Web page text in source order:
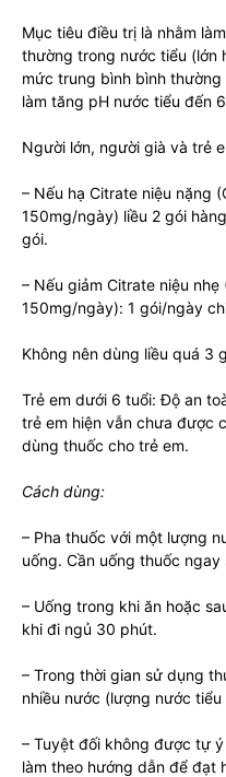
Mục tiêu điều trị là nhằm
thường trong nước tiểu (lớn
mức trung bình bình
làm tăng pH nước tiểu đến
Người lớn, người già và trẻ
– Nếu hạ Citrate niệu nặng
150mg/ngày) liều 2 gói
gói.
– Nếu giảm Citrate niệu
150mg/ngày): 1 gói/ngày
Không nên dùng liều quá 3
Trẻ em dưới 6 tuổi: Độ an
trẻ em hiện vẫn chưa được
dùng thuốc cho trẻ em.
Cách dùng:
– Pha thuốc với một lượng
uống. Cần uống thuốc ngay
– Uống trong khi ăn hoặc
khi đi ngủ 30 phút.
– Trong thời gian sử dụng
nhiều nước (lượng nước
– Tuyệt đối không được tự
làm theo hướng dẫn để đạt